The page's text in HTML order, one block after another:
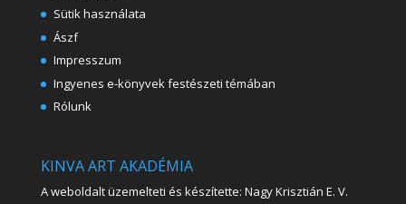
Sütik használata
Ászf
Impresszum
Ingyenes e-könyvek festészeti témában
Rólunk
KINVA ART AKADÉMIA
A weboldalt üzemelteti és készítette: Nagy Krisztián E. V.